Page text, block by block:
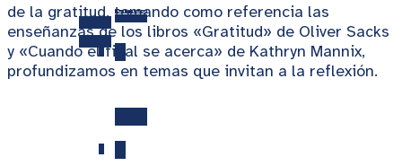
IX Aniversario de la Fundación QUAES
QUAES en los medios
de la gratitud, tomando como referencia las
enseñanzas de los libros «Gratitud» de Oliver Sacks
y «Cuando el final se acerca» de Kathryn Mannix,
profundizamos en temas que invitan a la reflexión.